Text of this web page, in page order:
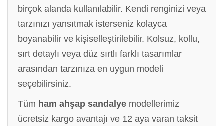
birçok alanda kullanılabilir. Kendi renginizi veya
tarzınızı yansıtmak isterseniz kolayca
boyanabilir ve kişiselleştirilebilir. Kolsuz, kollu,
sırt detaylı veya düz sırtlı farklı tasarımlar
arasından tarzınıza en uygun modeli
seçebilirsiniz.
Tüm ham ahşap sandalye modellerimiz
ücretsiz kargo avantajı ve 12 aya varan taksit